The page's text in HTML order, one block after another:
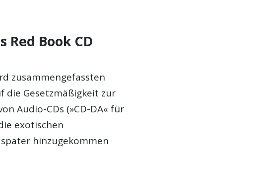
Red Book CD
zusammengefassten
die Gesetzmäßigkeit zur
Audio-CDs (»CD-DA« für
exotischen
hinzugekommen